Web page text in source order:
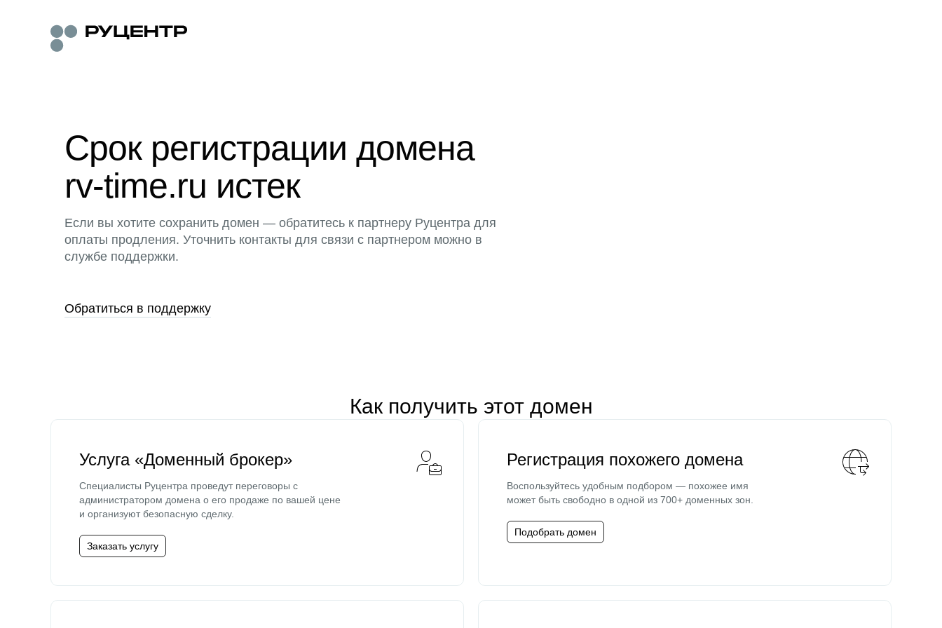
Срок регистрации домена
rv-time.ru истек
Если вы хотите сохранить домен — обратитесь к партнеру Руцентра для
оплаты продления. Уточнить контакты для связи с партнером можно в
службе поддержки.
Обратиться в поддержку
Как получить этот домен
Услуга «Доменный брокер»
Специалисты Руцентра проведут переговоры с
администратором домена о его продаже по вашей цене
и организуют безопасную сделку.
Заказать услугу
Регистрация похожего домена
Воспользуйтесь удобным подбором — похожее имя
может быть свободно в одной из 700+ доменных зон.
Подобрать домен